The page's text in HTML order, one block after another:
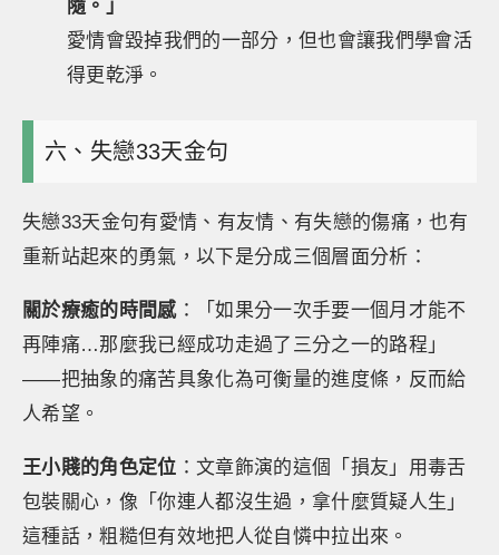
隨。」
愛情會毀掉我們的一部分，但也會讓我們學會活
得更乾淨。
六、失戀33天金句
失戀33天金句有愛情、有友情、有失戀的傷痛，也有
重新站起來的勇氣，以下是分成三個層面分析：
關於療癒的時間感：「如果分一次手要一個月才能不
再陣痛…那麼我已經成功走過了三分之一的路程」
——把抽象的痛苦具象化為可衡量的進度條，反而給
人希望。
王小賤的角色定位 ：文章飾演的這個「損友」用毒舌
包裝關心，像「你連人都沒生過，拿什麼質疑人生」
這種話，粗糙但有效地把人從自憐中拉出來。